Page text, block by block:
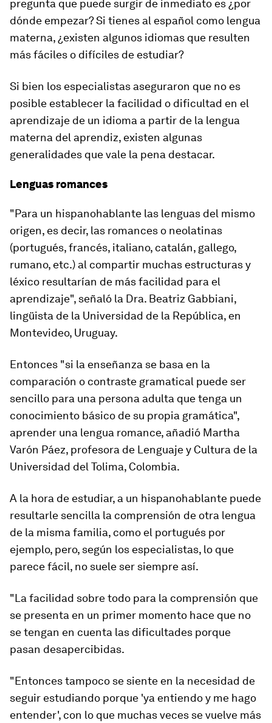
pregunta que puede surgir de inmediato es ¿por
dónde empezar? Si tienes al español como lengua
materna, ¿existen algunos idiomas que resulten
más fáciles o difíciles de estudiar?
Si bien los especialistas aseguraron que no es
posible establecer la facilidad o dificultad en el
aprendizaje de un idioma a partir de la lengua
materna del aprendiz, existen algunas
generalidades que vale la pena destacar.
Lenguas romances
"Para un hispanohablante las lenguas del mismo
origen, es decir, las romances o neolatinas
(portugués, francés, italiano, catalán, gallego,
rumano, etc.) al compartir muchas estructuras y
léxico resultarían de más facilidad para el
aprendizaje", señaló la Dra. Beatriz Gabbiani,
lingüista de la Universidad de la República, en
Montevideo, Uruguay.
Entonces "si la enseñanza se basa en la
comparación o contraste gramatical puede ser
sencillo para una persona adulta que tenga un
conocimiento básico de su propia gramática",
aprender una lengua romance, añadió Martha
Varón Páez, profesora de Lenguaje y Cultura de la
Universidad del Tolima, Colombia.
A la hora de estudiar, a un hispanohablante puede
resultarle sencilla la comprensión de otra lengua
de la misma familia, como el portugués por
ejemplo, pero, según los especialistas, lo que
parece fácil, no suele ser siempre así.
"La facilidad sobre todo para la comprensión que
se presenta en un primer momento hace que no
se tengan en cuenta las dificultades porque
pasan desapercibidas.
"Entonces tampoco se siente en la necesidad de
seguir estudiando porque 'ya entiendo y me hago
entender', con lo que muchas veces se vuelve más